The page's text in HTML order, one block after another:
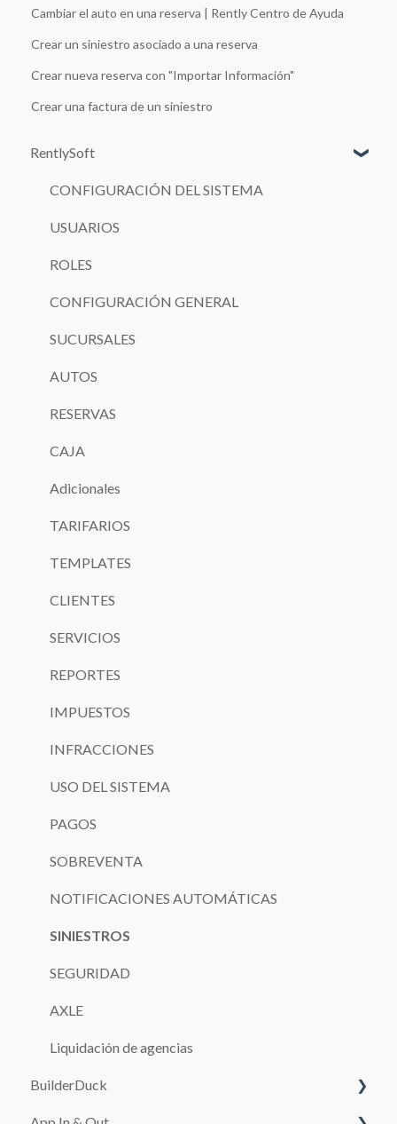
Cambiar el auto en una reserva | Rently Centro de Ayuda
Crear un siniestro asociado a una reserva
Crear nueva reserva con "Importar Información"
Crear una factura de un siniestro
RentlySoft
CONFIGURACIÓN DEL SISTEMA
USUARIOS
ROLES
CONFIGURACIÓN GENERAL
SUCURSALES
AUTOS
RESERVAS
CAJA
Adicionales
TARIFARIOS
TEMPLATES
CLIENTES
SERVICIOS
REPORTES
IMPUESTOS
INFRACCIONES
USO DEL SISTEMA
PAGOS
SOBREVENTA
NOTIFICACIONES AUTOMÁTICAS
SINIESTROS
SEGURIDAD
AXLE
Liquidación de agencias
BuilderDuck